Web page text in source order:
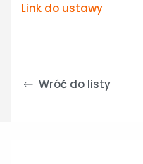
Link do ustawy
Wróć do listy